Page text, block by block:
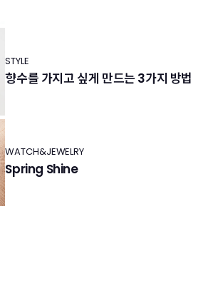
STYLE
향수를 가지고 싶게 만드는 3가지 방법
WATCH&JEWELRY
Spring Shine